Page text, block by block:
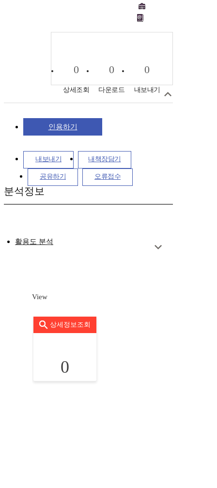
0
상세조회
0
다운로드
0
내보내기
인용하기
내보내기 내책장담기
공유하기 오류접수
분석정보
활용도 분석
View
상세정보조회
0